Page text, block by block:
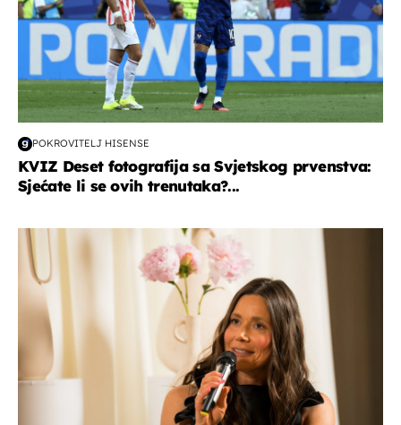
POKROVITELJ HISENSE
KVIZ Deset fotografija sa Svjetskog prvenstva:
Sjećate li se ovih trenutaka?...
moda & ljepota